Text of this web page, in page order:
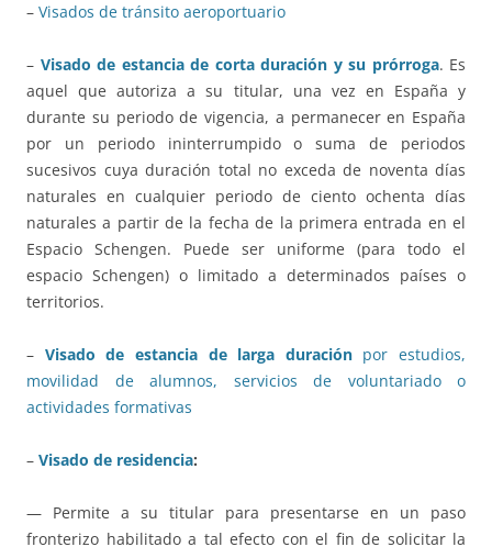
– Visados de tránsito aeroportuario
– Visado de estancia de corta duración y su prórroga. Es
aquel que autoriza a su titular, una vez en España y
durante su periodo de vigencia, a permanecer en España
por un periodo ininterrumpido o suma de periodos
sucesivos cuya duración total no exceda de noventa días
naturales en cualquier periodo de ciento ochenta días
naturales a partir de la fecha de la primera entrada en el
Espacio Schengen. Puede ser uniforme (para todo el
espacio Schengen) o limitado a determinados países o
territorios.
– Visado de estancia de larga duraciónpor estudios,
movilidad de alumnos, servicios de voluntariado o
actividades formativas
– Visado de residencia:
— Permite a su titular para presentarse en un paso
fronterizo habilitado a tal efecto con el fin de solicitar la